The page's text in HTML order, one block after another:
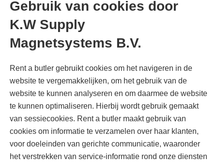
Gebruik van cookies door
K.W Supply
Magnetsystems B.V.
Rent a butler gebruikt cookies om het navigeren in de
website te vergemakkelijken, om het gebruik van de
website te kunnen analyseren en om daarmee de website
te kunnen optimaliseren. Hierbij wordt gebruik gemaakt
van sessiecookies. Rent a butler maakt gebruik van
cookies om informatie te verzamelen over haar klanten,
voor doeleinden van gerichte communicatie, waaronder
het verstrekken van service-informatie rond onze diensten